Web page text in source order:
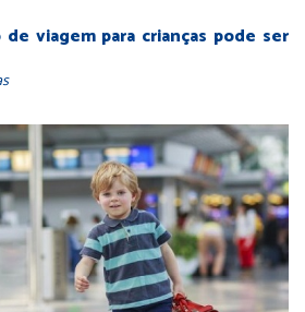
de viagem para crianças pode ser